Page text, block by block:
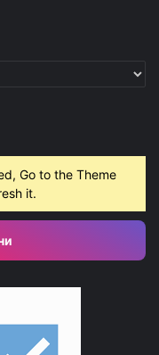
Go to the Theme
it.